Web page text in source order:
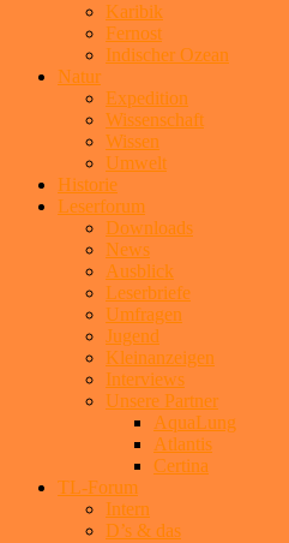
Karibik
Fernost
Indischer Ozean
Natur
Expedition
Wissenschaft
Wissen
Umwelt
Historie
Leserforum
Downloads
News
Ausblick
Leserbriefe
Umfragen
Jugend
Kleinanzeigen
Interviews
Unsere Partner
AquaLung
Atlantis
Certina
TL-Forum
Intern
D’s & das